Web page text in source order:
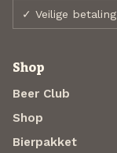
✓ Veilige betaling
Shop
Beer Club
Shop
Bierpakket